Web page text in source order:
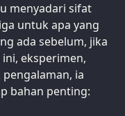
menyadari sifat
untuk apa yang
ada sebelum, jika
eksperimen,
ia
bahan penting: